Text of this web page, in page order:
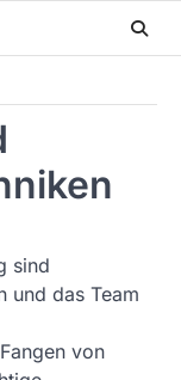
sind
und das Team
von